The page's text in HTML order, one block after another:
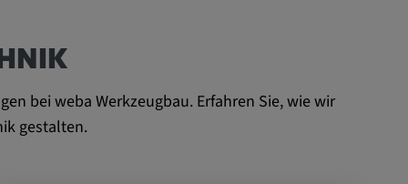
bei weba Werkzeugbau. Erfahren Sie, wie wir
gestalten.